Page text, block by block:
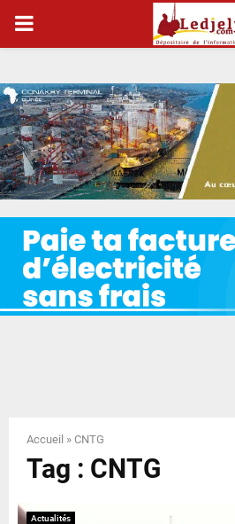
P
I
M
A
R
Y
N
U
Accueil » CNTG
Tag : CNTG
Actualités